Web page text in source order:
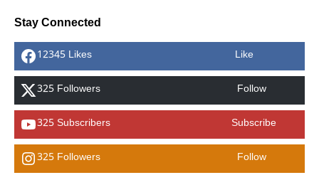
Stay Connected
12345 Likes Like
325 Followers Follow
325 Subscribers Subscribe
325 Followers Follow